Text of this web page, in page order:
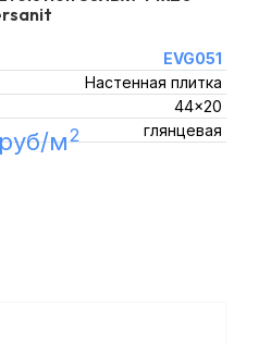
EVG051
Настенная плитка
44x20
глянцевая
м2